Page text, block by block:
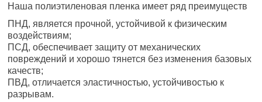
Наша полиэтиленовая пленка имеет ряд преимуществ
ПНД, является прочной, устойчивой к физическим
воздействиям;
ПСД, обеспечивает защиту от механических
повреждений и хорошо тянется без изменения базовых
качеств;
ПВД, отличается эластичностью, устойчивостью к
разрывам.